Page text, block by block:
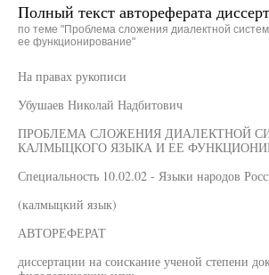
Полный текст автореферата
по теме "Проблема сложения диалектной
ее функционирование"
На правах рукописи
Убушаев Николай Надбитович
ПРОБЛЕМА СЛОЖЕНИЯ ДИАЛЕКТНОЙ
КАЛМЫЦКОГО ЯЗЫКА И ЕЕ
Специальность 10.02.02 - Языки народов
(калмыцкий язык)
АВТОРЕФЕРАТ
диссертации на соискание ученой степени